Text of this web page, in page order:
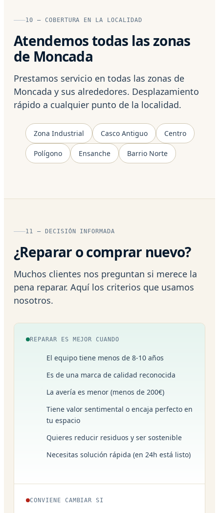
10 — COBERTURA EN LA LOCALIDAD
Atendemos todas las zonas
de Moncada
Prestamos servicio en todas las zonas de
Moncada y sus alrededores. Desplazamiento
rápido a cualquier punto de la localidad.
Zona Industrial Casco Antiguo Centro
Polígono Ensanche Barrio Norte
11 — DECISIÓN INFORMADA
¿Reparar o comprar nuevo?
Muchos clientes nos preguntan si merece la
pena reparar. Aquí los criterios que usamos
nosotros.
REPARAR ES MEJOR CUANDO
El equipo tiene menos de 8-10 años
Es de una marca de calidad reconocida
La avería es menor (menos de 200€)
Tiene valor sentimental o encaja perfecto en
tu espacio
Quieres reducir residuos y ser sostenible
Necesitas solución rápida (en 24h está listo)
CONVIENE CAMBIAR SI